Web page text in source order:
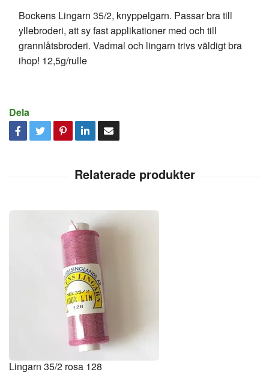
Bockens Lingarn 35/2, knyppelgarn. Passar bra till
yllebroderi, att sy fast applikationer med och till
grannlåtsbroderi. Vadmal och lingarn trivs väldigt bra
ihop! 12,5g/rulle
Dela
Lingarn 35/2 rosa 128